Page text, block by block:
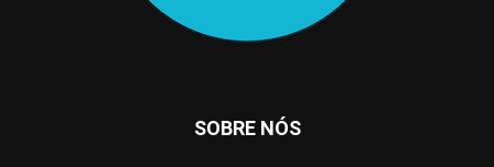
SOBRE NÓS